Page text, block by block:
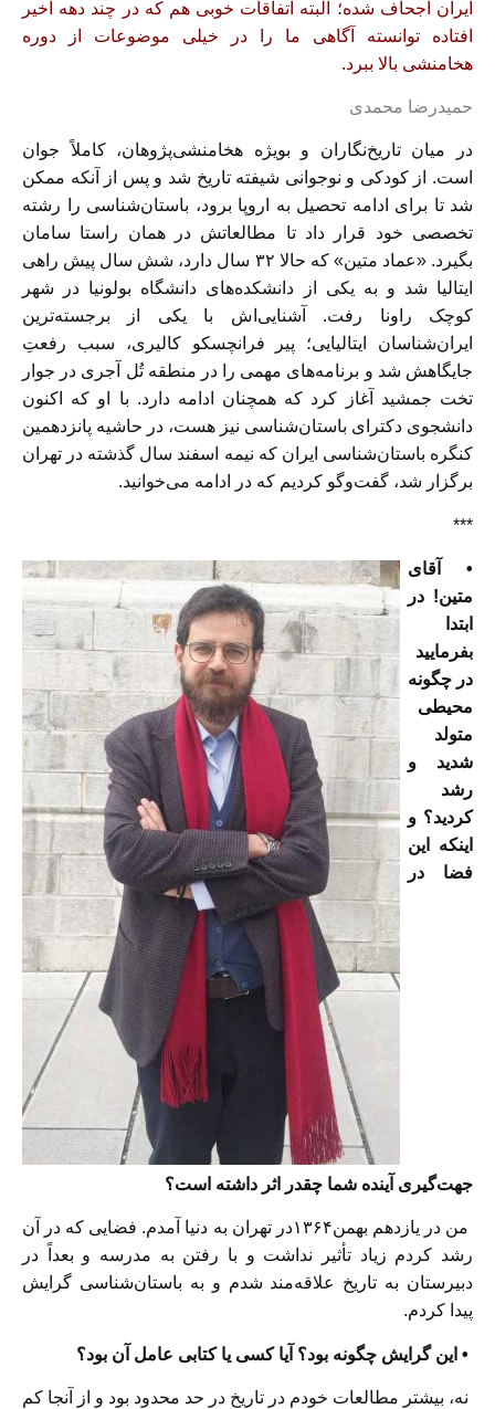
ایران اجحاف شده؛ البته اتفاقات خوبی هم که در چند دهه اخیر
افتاده توانسته آگاهی ما را در خیلی موضوعات از دوره
هخامنشی بالا ببرد.
حمیدرضا محمدی
در میان تاریخ‌نگاران و بویژه هخامنشی‌پژوهان، کاملاً جوان
است. از کودکی و نوجوانی شیفته تاریخ شد و پس از آنکه ممکن
شد تا برای ادامه تحصیل به اروپا برود، باستان‌شناسی را رشته
تخصصی خود قرار داد تا مطالعاتش در همان راستا سامان
بگیرد. «عماد متین» که حالا ۳۲ سال دارد، شش سال پیش راهی
ایتالیا شد و به یکی از دانشکده‌های دانشگاه بولونیا در شهر
کوچک راونا رفت. آشنایی‌اش با یکی از برجسته‌ترین
ایران‌شناسان ایتالیایی؛ پیر فرانچسکو کالیری، سبب رفعتِ
جایگاهش شد و برنامه‌های مهمی را در منطقه تُل آجری در جوار
تخت جمشید آغاز کرد که همچنان ادامه دارد. با او که اکنون
دانشجوی دکترای باستان‌شناسی نیز هست، در حاشیه پانزدهمین
کنگره باستان‌شناسی ایران که نیمه اسفند سال گذشته در تهران
برگزار شد، گفت‌وگو کردیم که در ادامه می‌خوانید.
***
• آقای
متین! در
ابتدا
بفرمایید
در چگونه
محیطی
متولد
شدید و
رشد
کردید؟ و
اینکه این
فضا در
جهت‌گیری آینده شما چقدر اثر داشته است؟
من در یازدهم بهمن۱۳۶۴در تهران به دنیا آمدم. فضایی که در آن
رشد کردم زیاد تأثیر نداشت و با رفتن به مدرسه و بعداً در
دبیرستان به تاریخ علاقه‌مند شدم و به باستان‌شناسی گرایش
پیدا کردم.
• این گرایش چگونه بود؟ آیا کسی یا کتابی عامل آن بود؟
نه، بیشتر مطالعات خودم در تاریخ در حد محدود بود و از آنجا کم